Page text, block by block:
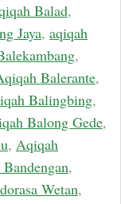
Balad,
Jaya, aqiqah
,
Balerante,
Balingbing,
Balong Gede,
, Aqiqah
,
Wetan,